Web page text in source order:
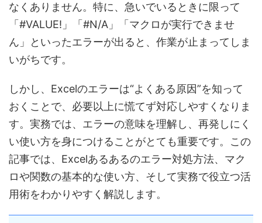
なくありません。特に、急いでいるときに限って
「#VALUE!」「#N/A」「マクロが実行できませ
ん」といったエラーが出ると、作業が止まってしま
いがちです。
しかし、Excelのエラーは“よくある原因”を知って
おくことで、必要以上に慌てず対応しやすくなりま
す。実務では、エラーの意味を理解し、再発しにく
い使い方を身につけることがとても重要です。この
記事では、Excelあるあるのエラー対処方法、マク
ロや関数の基本的な使い方、そして実務で役立つ活
用術をわかりやすく解説します。